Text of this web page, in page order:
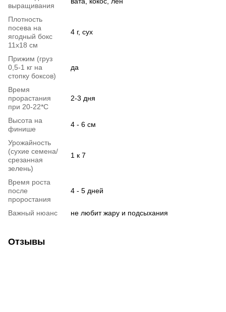
выращивания
Плотность
посева на
ягодный бокс
11х18 см
4 г, сух
Прижим (груз
0,5-1 кг на
стопку боксов)
да
Время
прорастания
при 20-22*C
2-3 дня
Высота на
финише
4 - 6 см
Урожайность
(сухие семена/
срезанная
зелень)
1 к 7
Время роста
после
проростания
4 - 5 дней
Важный нюанс не любит жару и подсыхания
Отзывы